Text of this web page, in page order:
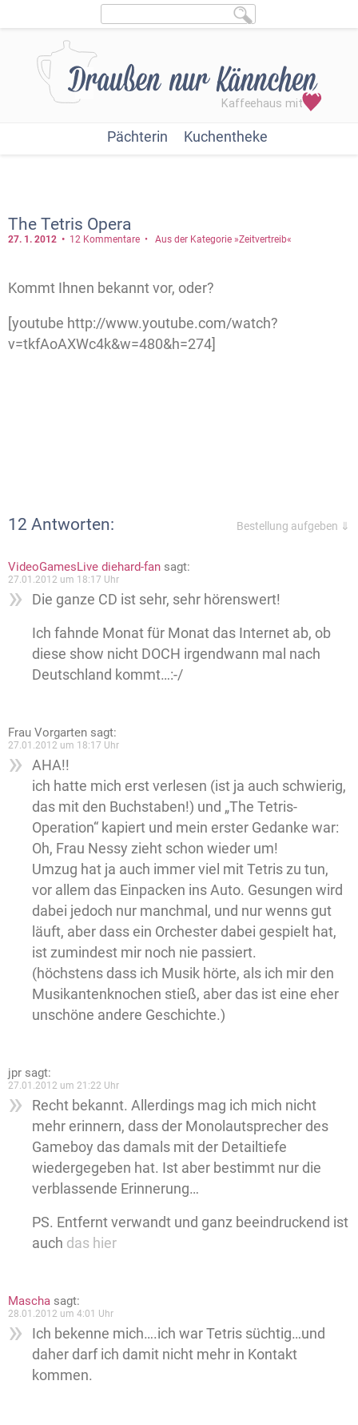
Pächterin Kuchentheke
The Tetris Opera
27. 1. 2012 12 Kommentare Aus der Kategorie »Zeitvertreib«
Kommt Ihnen bekannt vor, oder?
[youtube http://www.youtube.com/watch?
v=tkfAoAXWc4k&w=480&h=274]
12 Antworten: Bestellung aufgeben ⇓
VideoGamesLive diehard-fan sagt:
27.01.2012 um 18:17 Uhr
Die ganze CD ist sehr, sehr hörenswert!
Ich fahnde Monat für Monat das Internet ab, ob
diese show nicht DOCH irgendwann mal nach
Deutschland kommt…:-/
Frau Vorgarten sagt:
27.01.2012 um 18:17 Uhr
AHA!!
ich hatte mich erst verlesen (ist ja auch schwierig,
das mit den Buchstaben!) und „The Tetris-
Operation“ kapiert und mein erster Gedanke war:
Oh, Frau Nessy zieht schon wieder um!
Umzug hat ja auch immer viel mit Tetris zu tun,
vor allem das Einpacken ins Auto. Gesungen wird
dabei jedoch nur manchmal, und nur wenns gut
läuft, aber dass ein Orchester dabei gespielt hat,
ist zumindest mir noch nie passiert.
(höchstens dass ich Musik hörte, als ich mir den
Musikantenknochen stieß, aber das ist eine eher
unschöne andere Geschichte.)
jpr sagt:
27.01.2012 um 21:22 Uhr
Recht bekannt. Allerdings mag ich mich nicht
mehr erinnern, dass der Monolautsprecher des
Gameboy das damals mit der Detailtiefe
wiedergegeben hat. Ist aber bestimmt nur die
verblassende Erinnerung…
PS. Entfernt verwandt und ganz beeindruckend ist
auch das hier
Mascha sagt:
28.01.2012 um 4:01 Uhr
Ich bekenne mich….ich war Tetris süchtig…und
daher darf ich damit nicht mehr in Kontakt
kommen.